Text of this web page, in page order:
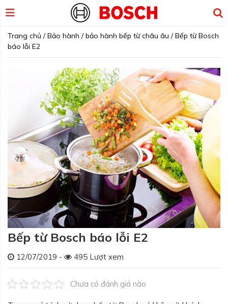
Trang chủ /Bảo hành /bảo hành bếp từ châu âu /Bếp từ Bosch
báo lỗi E2
Bếp từ Bosch báo lỗi E2
12/07/2019 - 495 Lượt xem
Chưa có đánh giá nào